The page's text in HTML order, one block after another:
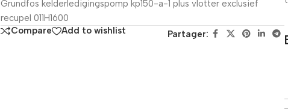
Grundfos kelderledigingspomp kp150-a-1 plus vlotter exclusief
recupel 011H1600
Compare
Add to wishlist Partager: